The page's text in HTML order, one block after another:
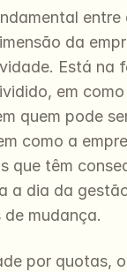
entre
da
Está na
em
quem pode
como a
que têm
a dia da
de mudança.
por quotas,